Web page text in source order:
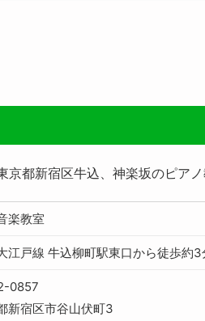
都新宿区牛込、神楽坂のピアノ
楽教室
江戸線 牛込柳町駅東口から徒歩約3
0857
新宿区市谷山伏町3